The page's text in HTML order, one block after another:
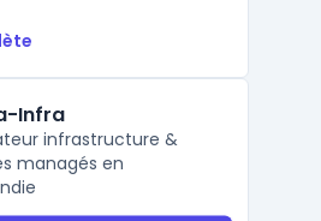
Infra
infrastructure &
managés en